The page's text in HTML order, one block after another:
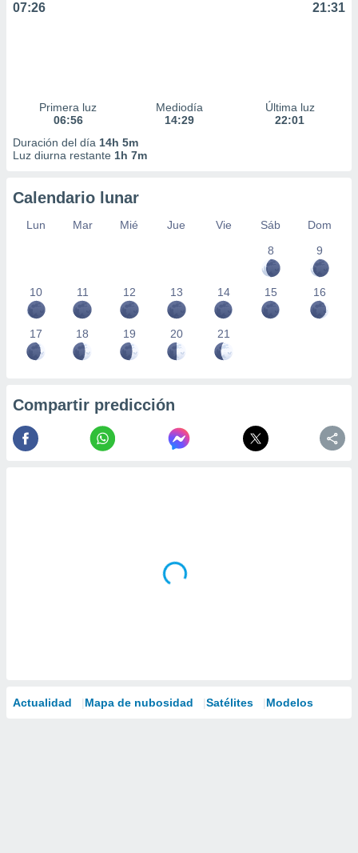
07:26 21:31
Primera luz
06:56
Mediodía
14:29
Última luz
22:01
Duración del día 14h 5m
Luz diurna restante 1h 7m
Calendario lunar
Lun Mar Mié Jue Vie Sáb
Dom
8
9
10 11 12 13 14 15 16
17 18 19 20 21
Compartir predicción
Actualidad Mapa de nubosidad Satélites Modelos